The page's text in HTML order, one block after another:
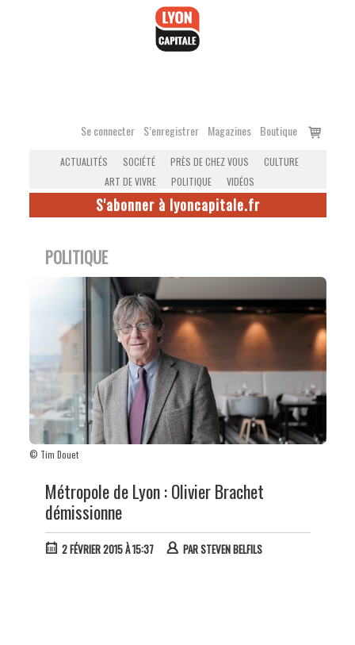
Se connecter S’enregistrer Magazines Boutique
Voir
ACTUALITÉS SOCIÉTÉ PRÈS DE CHEZ VOUS
CULTURE
ART DE VIVRE
POLITIQUE VIDÉOS
S'abonner à lyoncapitale.fr
POLITIQUE
© Tim Douet
Métropole de Lyon : Olivier Brachet
démissionne
2 FÉVRIER 2015 À 15:37 PARSTEVEN BELFILS